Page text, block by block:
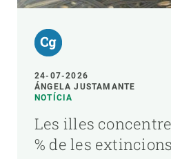
24-07-2026
ÁNGELA JUSTAMANTE
NOTÍCIA
Les illes
% de les